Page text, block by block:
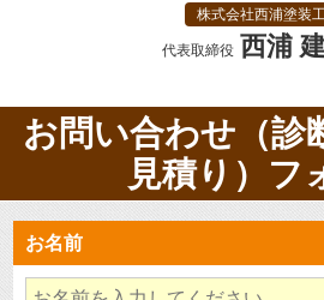
株式会社西浦塗装
代表取締役 西浦
お問い合わせ（診
見積り）フ
お名前